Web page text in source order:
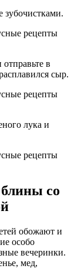
зубочистками.
в
сыр.
лука и
со
обожают и
особо
вечеринки.
мед,